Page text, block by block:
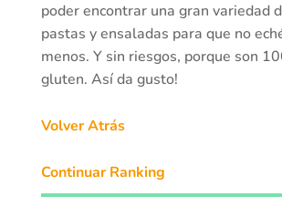
poder encontrar una gran variedad
pastas y ensaladas para que no
menos. Y sin riesgos, porque son
gluten. Así da gusto!
Volver Atrás
Continuar Ranking